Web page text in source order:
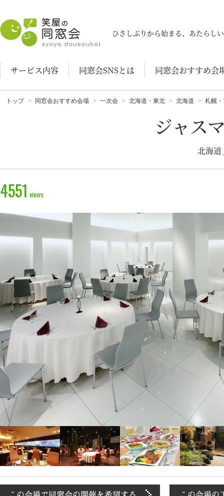
笑屋の同窓会
ひさしぶりから始まる、あたらし
サービス内容 同窓会SNSとは 同窓会おすすめ会
トップ 同窓会おすすめ会場 一次会 北海道・東北 北海道 札幌
ジャス
北海道
4551 views